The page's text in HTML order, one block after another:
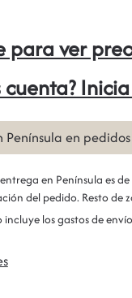
para ver
cuenta?
Península en
en Península es
del pedido. Resto de
incluye los gastos de envío